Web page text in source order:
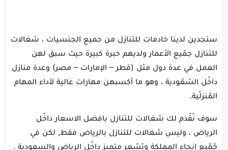
ستجدين لدينا خادمات للتنازل من جميع الجنسيات ، شغالات
للتنازل جمّيع الأعمار ولديهم خبرة كبيرة حيث سبق لهن
العمل في عدة دول مثل (قطر – الإمارات – مصر) وعدة منازل
داخّل السّعّودية ، وهو ما أكسبهن مهارات عالية لأداء المهام
المّنزلّية.
سوف نّقّدم لك شغالات للتنازل بافضل الاسعار داخّل
الرياض ، وليس شغالات للتنازل بالرياض فقط, لكن في
جّمّيع إنحاء المملكة وبّسّعر متميز داخّل الرياض والسعودية .